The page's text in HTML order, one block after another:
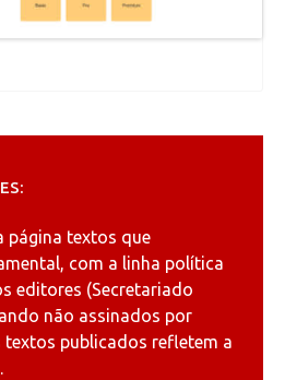
página textos que
com a linha política
editores (Secretariado
não assinados por
textos publicados refletem a